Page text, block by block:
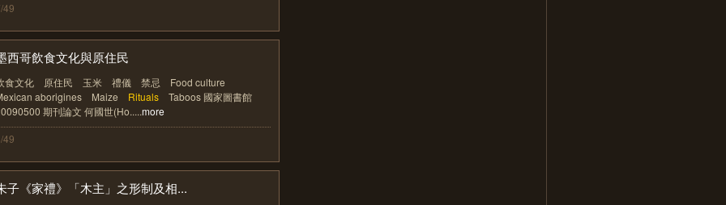
49
西哥飲食文化與原住民
食文化 原住民 玉米 禮儀 禁忌 Food culture
aborigines Maize Rituals Taboos 國家圖書館
期刊論文 何國世(Ho.....more
49
子《家禮》「木主」之形制及相...